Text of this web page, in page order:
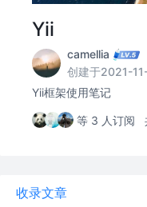
Yii
camellia
创建于2021-
Yii框架使用笔记
等 3 人订阅
收录文章